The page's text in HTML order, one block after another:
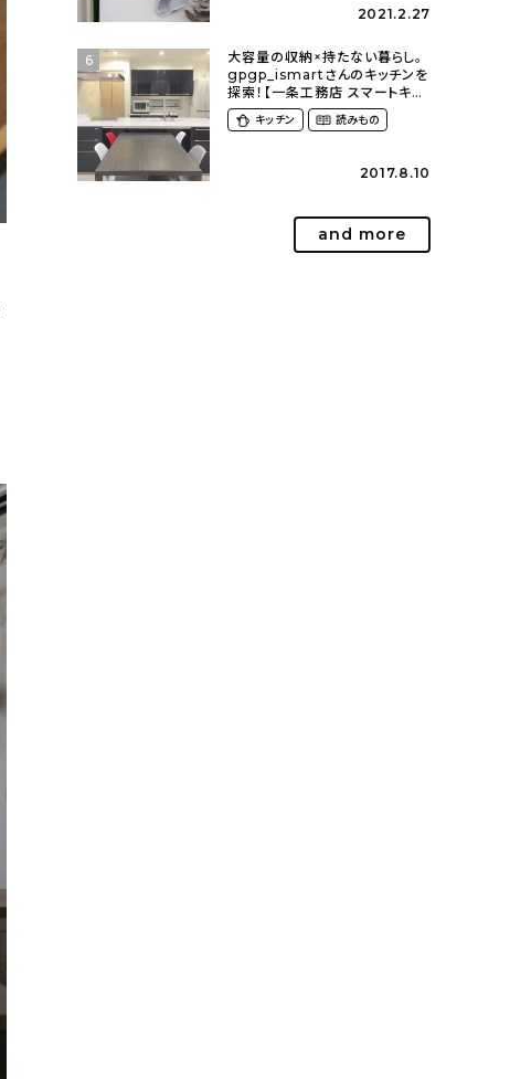
2021.2.27
6
大容量の収納×持たない暮らし。
gpgp_ismartさんのキッチンを
探索！【一条工務店 スマートキッ
チン(ワイドカウンター)】
キッチン 読みもの
2017.8.10
and more